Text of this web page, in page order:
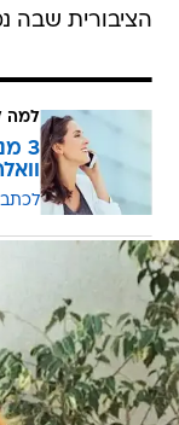
הציבורית שבה
למה